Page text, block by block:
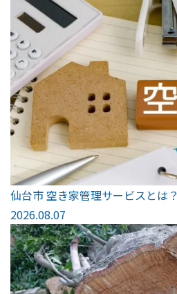
仙台市 空き家管理サービスとは？
2026.08.07